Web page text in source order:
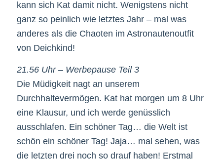
kann sich Kat damit nicht. Wenigstens nicht
ganz so peinlich wie letztes Jahr – mal was
anderes als die Chaoten im Astronautenoutfit
von Deichkind!
21.56 Uhr – Werbepause Teil 3
Die Müdigkeit nagt an unserem
Durchhaltevermögen. Kat hat morgen um 8 Uhr
eine Klausur, und ich werde genüsslich
ausschlafen. Ein schöner Tag… die Welt ist
schön ein schöner Tag! Jaja… mal sehen, was
die letzten drei noch so drauf haben! Erstmal